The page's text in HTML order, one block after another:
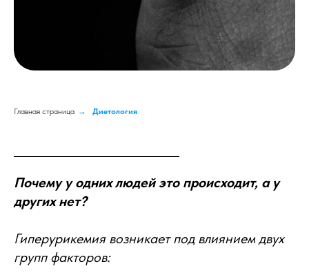
Главная страница → Диетология
Почему у одних людей это происходит, а у
других нет?
Гиперурикемия возникает под влиянием двух
групп факторов: